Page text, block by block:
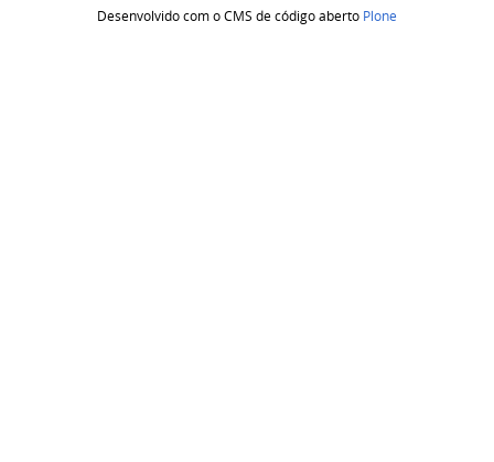
Desenvolvido com o CMS de código aberto Plone